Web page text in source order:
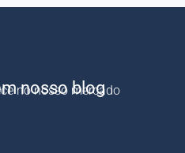
nosso blog
no nosso mercado